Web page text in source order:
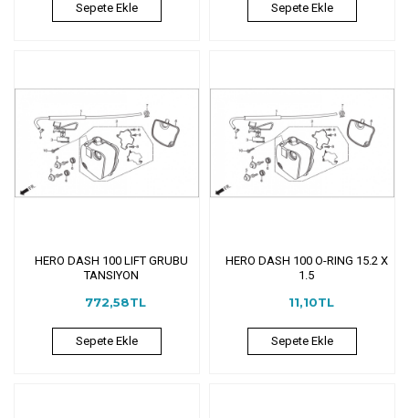
Sepete Ekle Sepete Ekle
HERO DASH 100 LIFT GRUBU
TANSIYON
772,58TL
Sepete Ekle
HERO DASH 100 O-RING 15.2 X
1.5
11,10TL
Sepete Ekle